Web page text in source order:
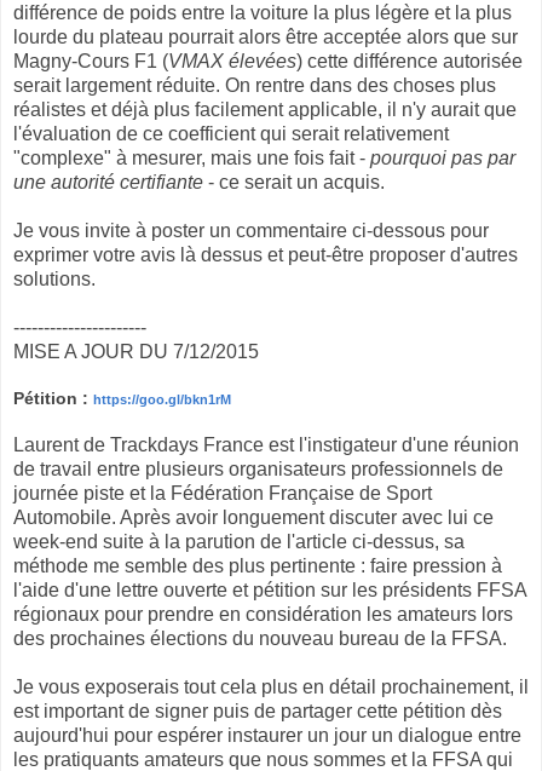
différence de poids entre la voiture la plus légère et la plus
lourde du plateau pourrait alors être acceptée alors que sur
Magny-Cours F1 (VMAX élevées) cette différence autorisée
serait largement réduite. On rentre dans des choses plus
réalistes et déjà plus facilement applicable, il n'y aurait que
l'évaluation de ce coefficient qui serait relativement
"complexe" à mesurer, mais une fois fait - pourquoi pas par
une autorité certifiante - ce serait un acquis.
Je vous invite à poster un commentaire ci-dessous pour
exprimer votre avis là dessus et peut-être proposer d'autres
solutions.
----------------------
MISE A JOUR DU 7/12/2015
Pétition : https://goo.gl/bkn1rM
Laurent de Trackdays France est l'instigateur d'une réunion
de travail entre plusieurs organisateurs professionnels de
journée piste et la Fédération Française de Sport
Automobile. Après avoir longuement discuter avec lui ce
week-end suite à la parution de l'article ci-dessus, sa
méthode me semble des plus pertinente : faire pression à
l'aide d'une lettre ouverte et pétition sur les présidents FFSA
régionaux pour prendre en considération les amateurs lors
des prochaines élections du nouveau bureau de la FFSA.
Je vous exposerais tout cela plus en détail prochainement, il
est important de signer puis de partager cette pétition dès
aujourd'hui pour espérer instaurer un jour un dialogue entre
les pratiquants amateurs que nous sommes et la FFSA qui